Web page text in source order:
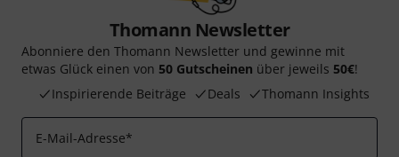
Thomann Newsletter
Abonniere den Thomann Newsletter und gewinne mit
etwas Glück einen von 50 Gutscheinen über jeweils 50€!
Inspirierende Beiträge
Deals Thomann Insights
E-Mail-Adresse*